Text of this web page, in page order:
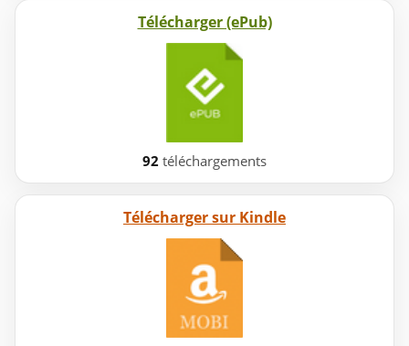
Télécharger (ePub)
92 téléchargements
Télécharger sur Kindle